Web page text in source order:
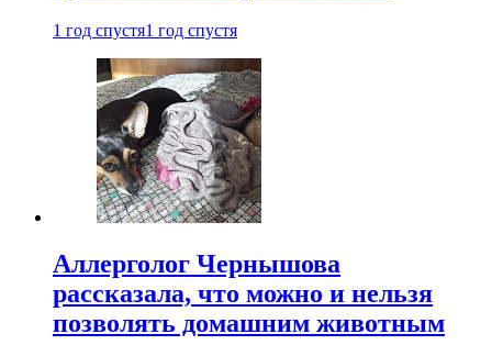
1 год спустя1 год спустя
Аллерголог Чернышова
рассказала, что можно и нельзя
позволять домашним животным